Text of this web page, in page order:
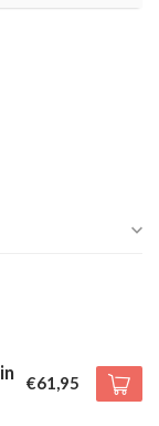
€61,95